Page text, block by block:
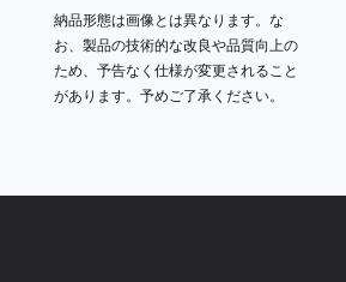
納品形態は画像とは異なります。な
お、製品の技術的な改良や品質向上の
ため、予告なく仕様が変更されること
があります。予めご了承ください。